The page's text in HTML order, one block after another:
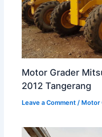
Motor Grader
2012 Tangerang
Leave a Comment / Motor